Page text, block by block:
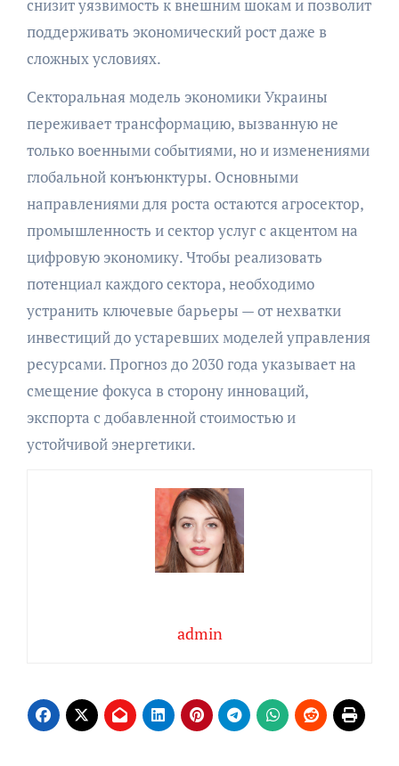
снизит уязвимость к внешним шокам и позволит
поддерживать экономический рост даже в
сложных условиях.
Секторальная модель экономики Украины
переживает трансформацию, вызванную не
только военными событиями, но и изменениями
глобальной конъюнктуры. Основными
направлениями для роста остаются агросектор,
промышленность и сектор услуг с акцентом на
цифровую экономику. Чтобы реализовать
потенциал каждого сектора, необходимо
устранить ключевые барьеры — от нехватки
инвестиций до устаревших моделей управления
ресурсами. Прогноз до 2030 года указывает на
смещение фокуса в сторону инноваций,
экспорта с добавленной стоимостью и
устойчивой энергетики.
admin